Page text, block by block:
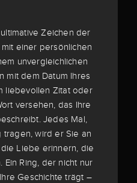
Zeichen der
einer persönlichen
unvergleichlichen
mit dem Datum Ihres
liebevollen Zitat oder
versehen, das Ihre
Jedes Mal,
tragen, wird er Sie an
Liebe erinnern, die
Ein Ring, der nicht nur
Geschichte trägt –